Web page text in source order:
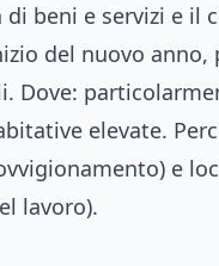
di beni e servizi e il
del nuovo
Dove:
elevate.
e
lavoro).